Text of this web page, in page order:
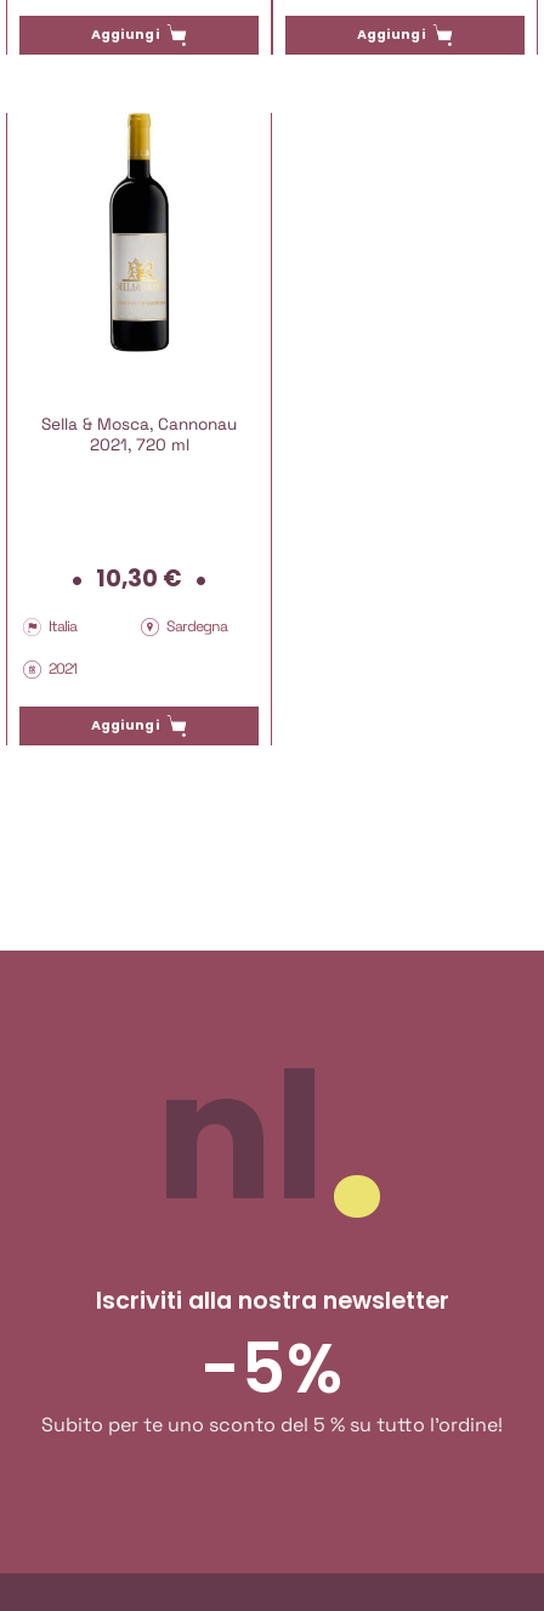
Aggiungi Aggiungi
Sella & Mosca, Cannonau
2021, 720 ml
10,30 €
Italia Sardegna
2021
Aggiungi
nl
Iscriviti alla nostra newsletter
-5%
Subito per te uno sconto del 5 % su tutto l'ordine!